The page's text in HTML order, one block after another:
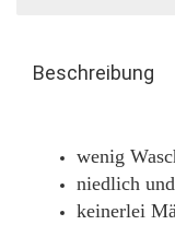
Beschreibung
wenig
niedlich
keinerlei